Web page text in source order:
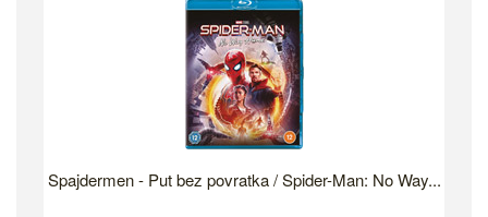
Spajdermen - Put bez povratka / Spider-Man: No Way...